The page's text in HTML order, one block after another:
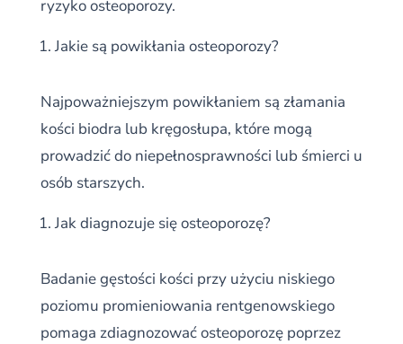
ryzyko osteoporozy.
Jakie są powikłania osteoporozy?
Najpoważniejszym powikłaniem są złamania
kości biodra lub kręgosłupa, które mogą
prowadzić do niepełnosprawności lub śmierci u
osób starszych.
Jak diagnozuje się osteoporozę?
Badanie gęstości kości przy użyciu niskiego
poziomu promieniowania rentgenowskiego
pomaga zdiagnozować osteoporozę poprzez